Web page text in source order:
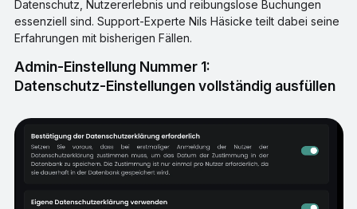
Datenschutz, Nutzererlebnis und reibungslose Buchungen
essenziell sind. Support-Experte Nils Häsicke teilt dabei seine
Erfahrungen mit bisherigen Fällen.
Admin-Einstellung Nummer 1:
Datenschutz-Einstellungen vollständig ausfüllen